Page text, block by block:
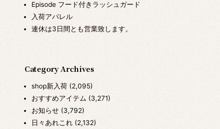
Episode フード付きラッシュガード
入荷アパレル
連休は3日間とも営業致します。
Category Archives
shop新入荷(2,095)
おすすめアイテム (3,271)
お知らせ(3,792)
日々あれこれ(2,132)